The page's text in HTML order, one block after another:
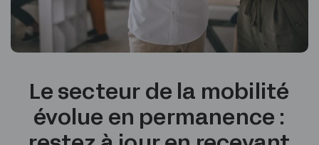
Le secteur de la mobilité
évolue en permanence :